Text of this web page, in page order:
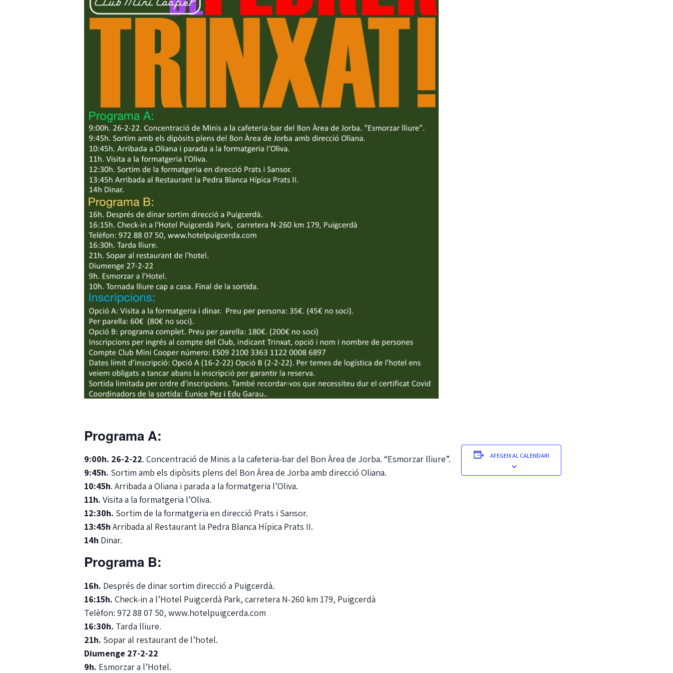
Programa A:
9:00h. 26-2-22. Concentració de Minis a la cafeteria-bar del Bon Àrea de Jorba. “Esmorzar lliure”.
9:45h. Sortim amb els dipòsits plens del Bon Àrea de Jorba amb direcció Oliana.
10:45h. Arribada a Oliana i parada a la formatgeria l’Oliva.
11h. Visita a la formatgeria l’Oliva.
12:30h. Sortim de la formatgeria en direcció Prats i Sansor.
13:45h Arribada al Restaurant la Pedra Blanca Hípica Prats II.
14h Dinar.
Programa B:
16h. Després de dinar sortim direcció a Puigcerdà.
16:15h. Check-in a l’Hotel Puigcerdà Park, carretera N-260 km 179, Puigcerdà
Telèfon: 972 88 07 50, www.hotelpuigcerda.com
16:30h. Tarda lliure.
21h. Sopar al restaurant de l’hotel.
Diumenge 27-2-22
9h. Esmorzar a l’Hotel.
AFEGEIX AL CALENDARI